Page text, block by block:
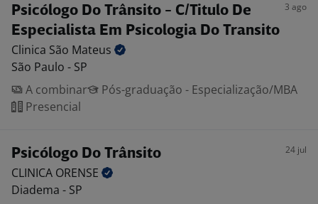
Psicólogo Do Trânsito - C/Titulo De
Especialista Em Psicologia Do Transito
3 ago
Clinica São Mateus
São Paulo - SP
A combinar
Pós-graduação - Especialização/MBA
Presencial
Psicólogo Do Trânsito 24 jul
CLINICA ORENSE
Diadema - SP